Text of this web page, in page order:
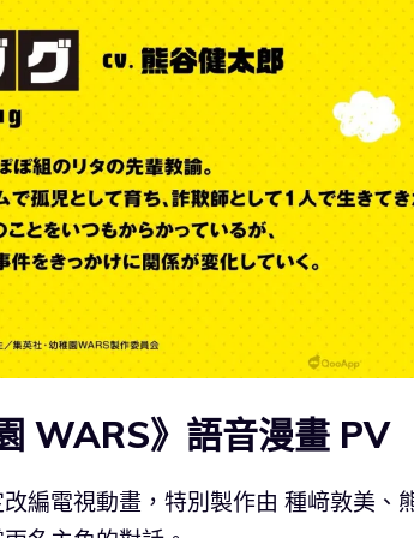
WARS》語音漫畫 PV
編電視動畫，特別製作由 種﨑敦美、